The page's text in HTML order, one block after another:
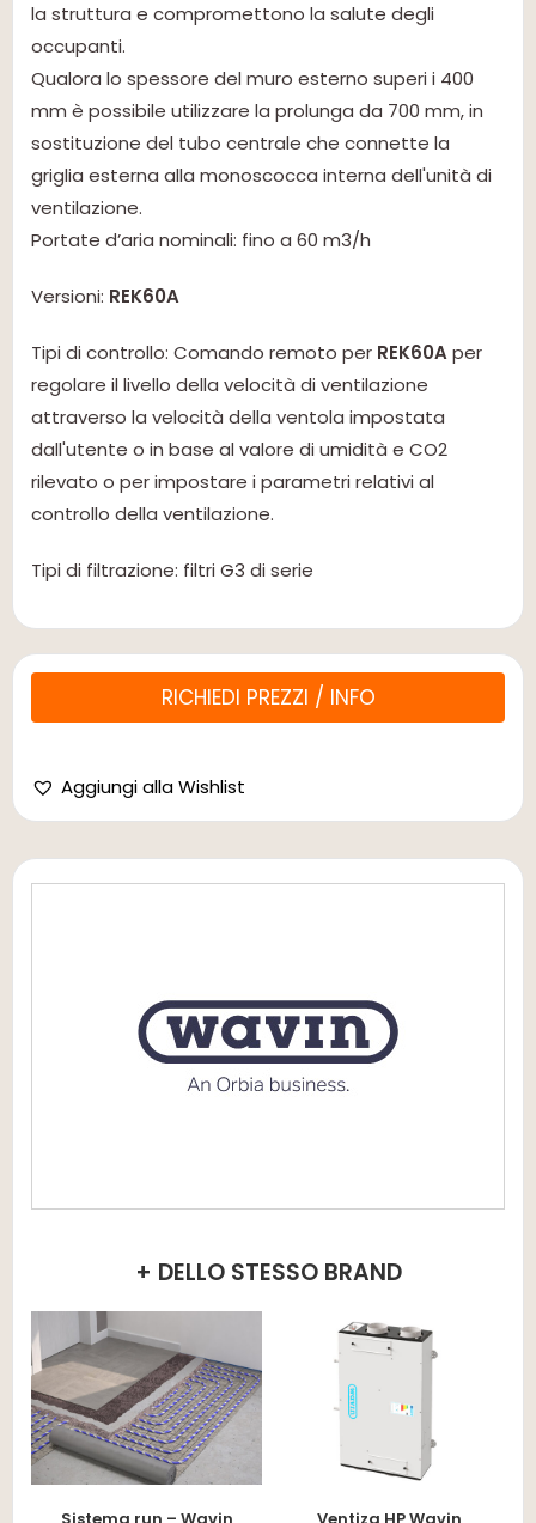
la struttura e compromettono la salute degli
occupanti.
Qualora lo spessore del muro esterno superi i 400
mm è possibile utilizzare la prolunga da 700 mm, in
sostituzione del tubo centrale che connette la
griglia esterna alla monoscocca interna dell'unità di
ventilazione.
Portate d’aria nominali: fino a 60 m3/h
Versioni: REK60A
Tipi di controllo: Comando remoto per REK60Aper
regolare il livello della velocità di ventilazione
attraverso la velocità della ventola impostata
dall'utente o in base al valore di umidità e CO2
rilevato o per impostare i parametri relativi al
controllo della ventilazione.
Tipi di filtrazione: filtri G3 di serie
RICHIEDI PREZZI / INFO
Aggiungi alla Wishlist
+ DELLO STESSO BRAND